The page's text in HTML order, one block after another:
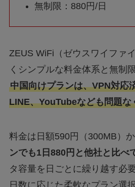
無制限：880円/日
ZEUS WiFi（ゼウスワイファ
くシンプルな料金体系と無制
中国向けプランは、VPN対応
LINE、YouTubeなども問題な
料金は日額590円（300MB）か
ンでも1日880円と他社と比べ
タ容量を日ごとに繰り越す必
日数に応じた柔軟なプラン選